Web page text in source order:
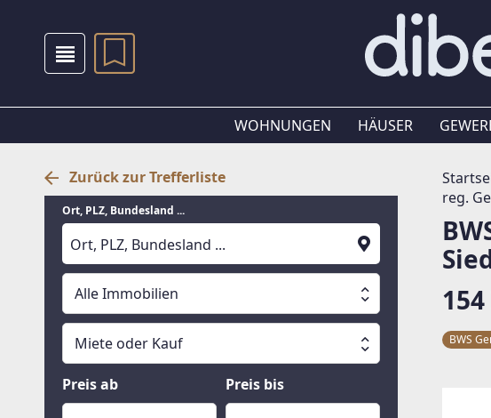
WOHNUNGEN HÄUSER
Zurück zur Trefferliste
Ort, PLZ, Bundesland ...
Suche läuft
Alle Immobilien
Alle Immobilien
Häuser
Miete oder Kauf
Miete oder Kauf
Kauf
Preis ab Preis bis
reg.
BWS